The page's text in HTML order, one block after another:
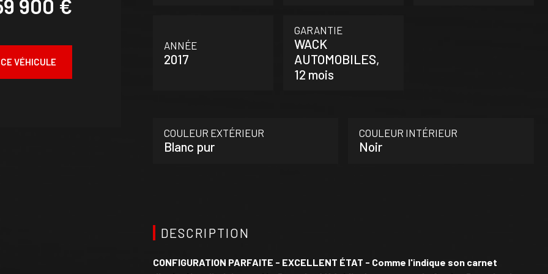
900 €
VÉHICULE
ANNÉE
2017
GARANTIE
WACK
AUTOMOBILES,
12 mois
COULEUR EXTÉRIEUR
Blanc pur
COULEUR INTÉRIEUR
Noir
DESCRIPTION
CONFIGURATION PARFAITE - EXCELLENT ÉTAT - Comme l'indique son carnet